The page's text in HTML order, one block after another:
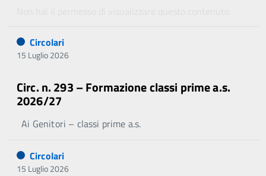
Circolari
15 Luglio 2026
Circ. n. 293 – Formazione classi prime a.s.
2026/27
Ai Genitori – classi prime a.s.
Circolari
15 Luglio 2026